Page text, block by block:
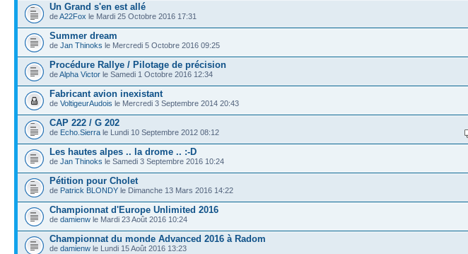
Un Grand s'en est allé
deA22Fox le Mardi 25 Octobre 2016 17:31
Summer dream
de Jan Thinoks le Mercredi 5 Octobre 2016 09:25
Procédure Rallye / Pilotage de précision
deAlpha Victor le Samedi 1 Octobre 2016 12:34
Fabricant avion inexistant
de VoltigeurAudois le Mercredi 3 Septembre 2014 20:43
CAP 222 / G 202
de Echo.Sierra le Lundi 10 Septembre 2012 08:12
Les hautes alpes .. la drome .. :-D
de Jan Thinoks le Samedi 3 Septembre 2016 10:24
Pétition pour Cholet
de Patrick BLONDY le Dimanche 13 Mars 2016 14:22
Championnat d'Europe Unlimited 2016
de damienw le Mardi 23 Août 2016 10:24
Championnat du monde Advanced 2016 à Radom
de damienw le Lundi 15 Août 2016 13:23